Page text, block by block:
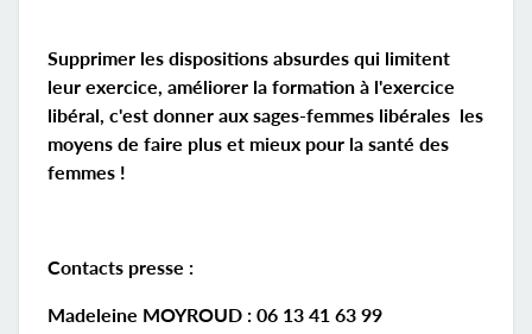
Supprimer les dispositions absurdes qui limitent
leur exercice, améliorer la formation à l'exercice
libéral, c'est donner aux sages-femmes libérales les
moyens de faire plus et mieux pour la santé des
femmes !
Contacts presse :
Madeleine MOYROUD : 06 13 41 63 99